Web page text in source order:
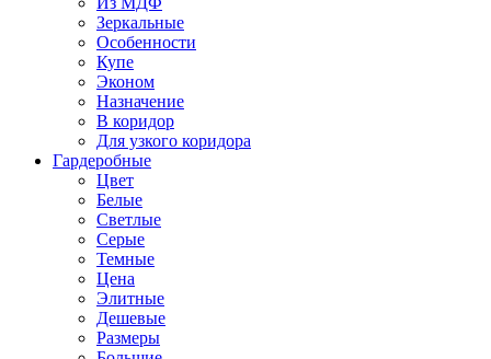
Зеркальные
Особенности
Купе
Эконом
Назначение
В коридор
Для узкого коридора
Гардеробные
Цвет
Белые
Светлые
Серые
Темные
Цена
Элитные
Дешевые
Размеры